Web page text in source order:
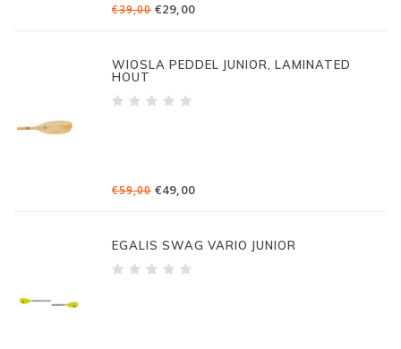
€39,00 €29,00
WIOSLA PEDDEL JUNIOR, LAMINATED
HOUT
€59,00 €49,00
EGALIS SWAG VARIO JUNIOR